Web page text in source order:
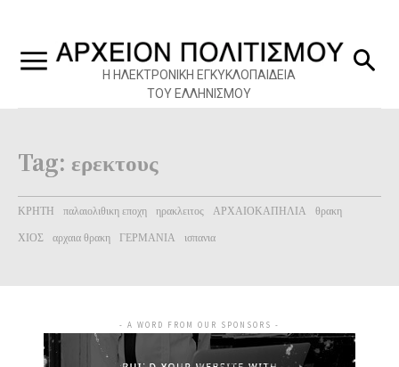
Η ΗΛΕΚΤΡΟΝΙΚΗ ΕΓΚΥΚΛΟΠΑΙΔΕΙΑ
ΤΟΥ ΕΛΛΗΝΙΣΜΟΥ
Tag: ερεκτους
ΚΡΗΤΗ παλαιολιθικη εποχη ηρακλειτος ΑΡΧΑΙΟΚΑΠΗΛΙΑ
θρακη
ΧΙΟΣ αρχαια θρακη ΓΕΡΜΑΝΙΑ ισπανια
- A WORD FROM OUR SPONSORS -